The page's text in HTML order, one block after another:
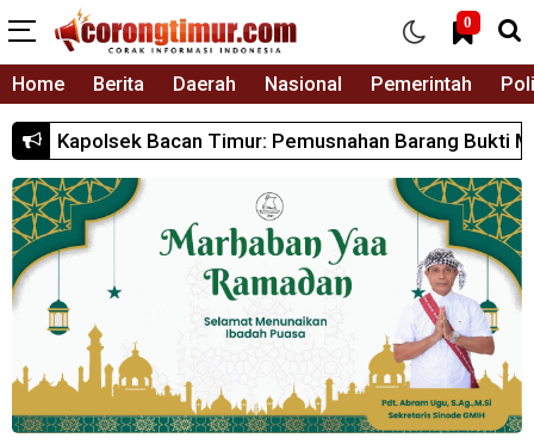
0
Home Berita Daerah Nasional Pemerintah
Barang Bukti Miras Jadi Langkah Nyata Polri